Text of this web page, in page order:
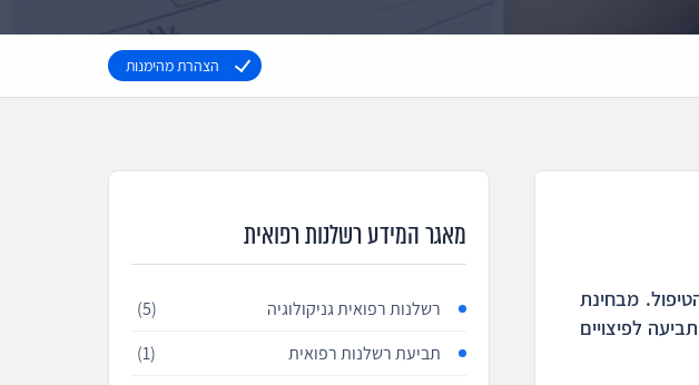
הצהרת מהימנות
מבחינת
לפיצויים
מאגר המידע רשלנות רפואית
רשלנות רפואית גניקולוגיה
(5)
תביעת רשלנות רפואית
(1)